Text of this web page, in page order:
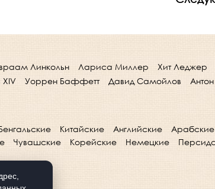
Линкольн Лариса Миллер
Хит Леджер
Уоррен Баффетт Давид Самойлов
Китайские Английские
Арабские
Чувашские Корейские Немецкие